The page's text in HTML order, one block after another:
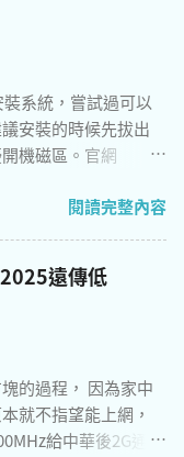
Diffusion 3.0 [簡
GPU加速] macOS
12.3 and before
裝較複雜，請參考
系統，嘗試過可以
安裝的時候先拔出
機磁區。官網
際上作業系統只有簡
長。 3、 預設apt源
換到瑞典之類的海
[1] 。 sudo sed -i
openKylin1.0桌
國最佳化，想要安裝
包缺失的問題。您
閱讀完整內容
遠傳低
的過程， 因為家中
就不指望能上網，
給中華後2G通話